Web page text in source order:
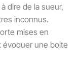
dire de la sueur,
inconnus.
mises en
évoquer une boite